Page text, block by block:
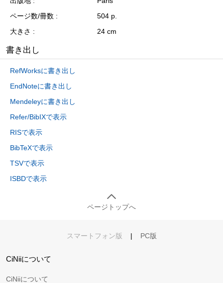
ページ数/冊数
504 p.
大きさ
24 cm
書き出し
RefWorksに書き出し
EndNoteに書き出し
Mendeleyに書き出し
Refer/BibIXで表示
RISで表示
BibTeXで表示
TSVで表示
ISBDで表示
ページトップへ
スマートフォン版 | PC版
CiNiiについて
CiNiiについて